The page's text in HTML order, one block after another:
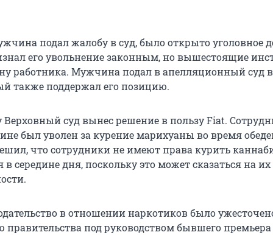
подал жалобу в суд, было открыто уголовное
его увольнение законным, но вышестоящие
работника. Мужчина подал в апелляционный суд в
также поддержал его позицию.
Верховный суд вынес решение в пользу Fiat.
был уволен за курение марихуаны во время
что сотрудники не имеют права курить
в середине дня, поскольку это может сказаться на их
в отношении наркотиков было
правительства под руководством бывшего